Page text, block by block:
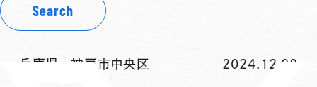
Search
兵庫県 -神戸市中央区 2024.12.08